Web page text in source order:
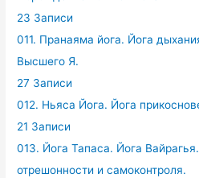
23 Записи
011. Пранаяма йога. Йога
Высшего Я.
27 Записи
012. Ньяса Йога. Йога
21 Записи
013. Йога Тапаса. Йога
отрешонности и самоконтроля.